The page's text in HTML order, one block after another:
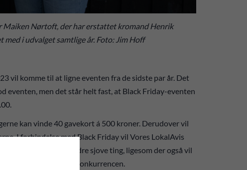
Maiken Nørtoft, der har erstattet kromand Henrik
i udvalget samtlige år. Foto: Jim Hoff
vil komme til at ligne eventen fra de sidste par år. Det
eventen, men det står helt fast, at Black Friday-eventen
kan vinde 40 gavekort á 500 kroner. Derudover vil
I forbindelse med Black Friday vil Vores LokalAvis
tilbud og andre sjove ting, ligesom der også vil
i forhold til gavekort-konkurrencen.